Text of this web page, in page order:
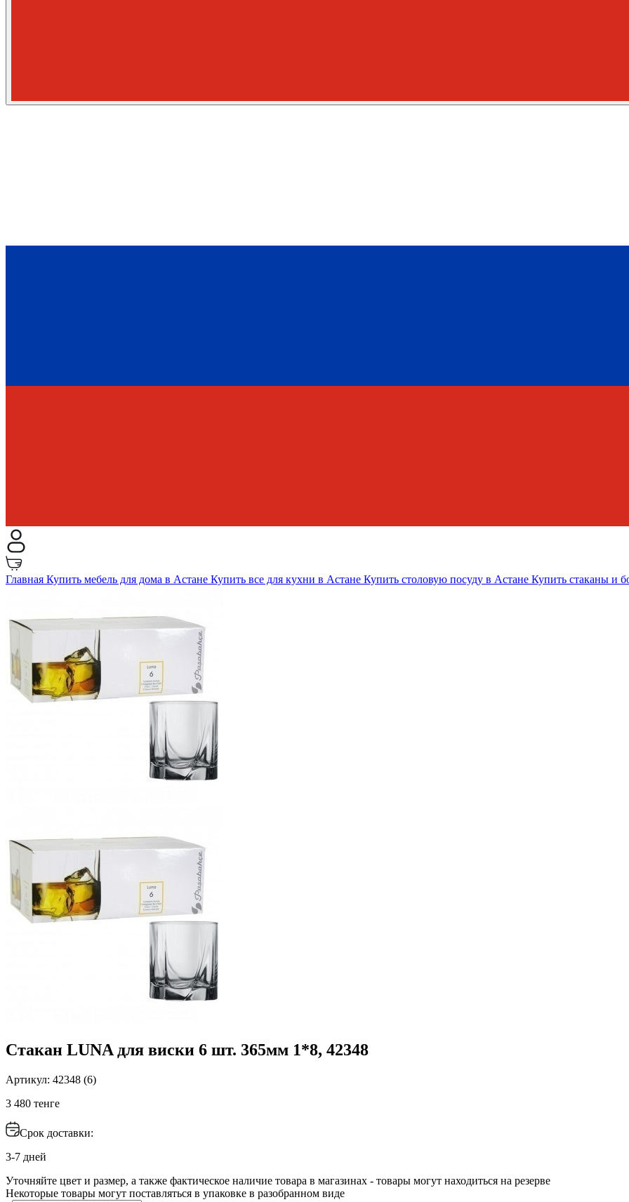
Главная Купить мебель для дома в Астане Купить все для кухни в Астане Купить столовую посуду в Астане Купить стаканы и
Стакан LUNA для виски 6 шт. 365мм 1*8, 42348
Артикул: 42348 (6)
3 480 тенге
Срок доставки:
3-7 дней
Уточняйте цвет и размер, а также фактическое наличие товара в магазинах - товары могут находиться на резерве
Некоторые товары могут поставляться в упаковке в разобранном виде